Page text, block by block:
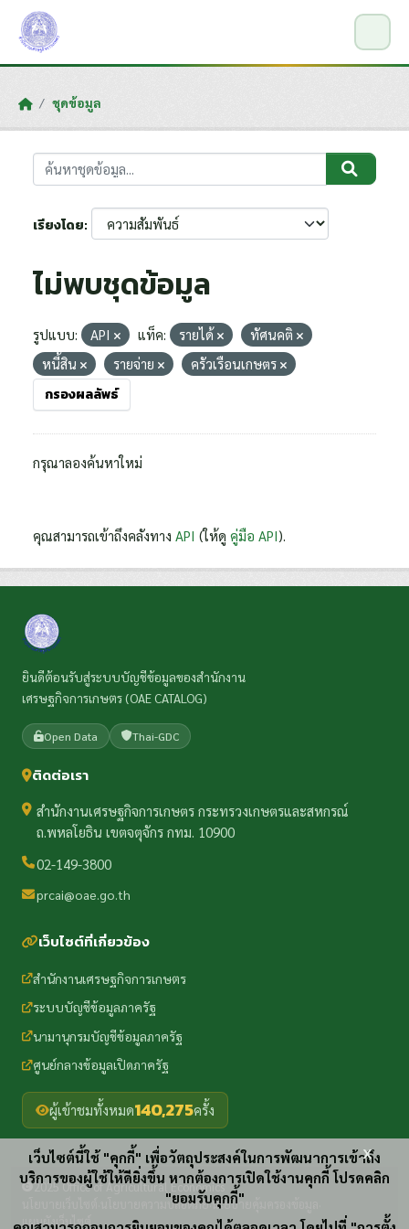
Skip to main content
ชุดข้อมูล
เรียงโดย
ไม่พบชุดข้อมูล
รูปแบบ: API แท็ค: รายได้
ทัศนคติ
หนี้สิน
รายจ่าย ครัวเรือนเกษตร
กรองผลลัพธ์
กรุณาลองค้นหาใหม่
คุณสามารถเข้าถึงคลังทาง API (ให้ดู คู่มือ API).
ยินดีต้อนรับสู่ระบบบัญชีข้อมูลของสำนักงาน
เศรษฐกิจการเกษตร (OAE CATALOG)
Open Data Thai-GDC
ติดต่อเรา
สำนักงานเศรษฐกิจการเกษตร กระทรวงเกษตรและสหกรณ์
ถ.พหลโยธิน เขตจตุจักร กทม. 10900
02-149-3800
prcai@oae.go.th
เว็บไซต์ที่เกี่ยวข้อง
สำนักงานเศรษฐกิจการเกษตร
ระบบบัญชีข้อมูลภาครัฐ
นามานุกรมบัญชีข้อมูลภาครัฐ
ศูนย์กลางข้อมูลเปิดภาครัฐ
ผู้เข้าชมทั้งหมด140,275ครั้ง
2025 Office of Agricultural Economics
นโยบายความปลอดภัย·นโยบายคุ้มครองข้อมูล
แผนผังเว็บไซต์
เว็บไซต์นี้ใช้ "คุกกี้" เพื่อวัตถุประสงค์ในการพัฒนาการเข้าถึง
บริการของผู้ใช้ให้ดียิ่งขึ้น หากต้องการเปิดใช้งานคุกกี้ โปรดคลิก
"ยอมรับคุกกี้"
x